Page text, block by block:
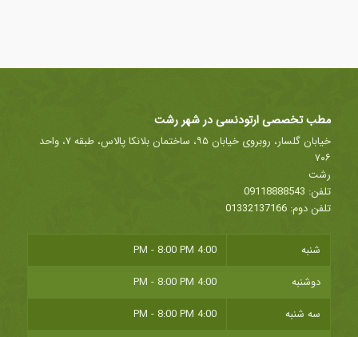
مطب تخصصی ارتودنسی در شهر رشت
خیابان گلسار، روبروی خیابان ۹۵، ساختمان بلانکا پالاس، طبقه ۷، واحد
۷۰۶
رشت
تلفن: 09118888543
تلفن دوم: 01332137166
شنبه
4:00 PM - 8:00 PM
دوشنبه
4:00 PM - 8:00 PM
سه شنبه
4:00 PM - 8:00 PM